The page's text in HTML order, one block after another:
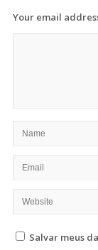
Your email
Salvar meus